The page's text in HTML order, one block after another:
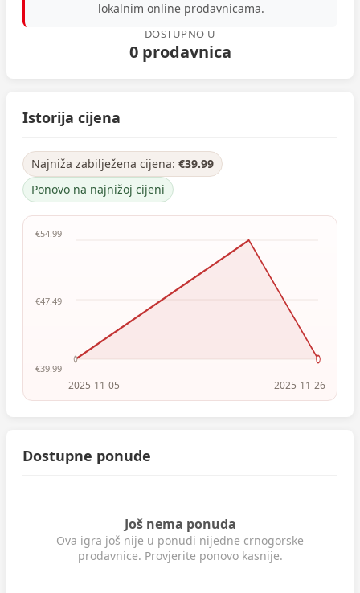
lokalnim online prodavnicama.
DOSTUPNO U
0 prodavnica
Istorija cijena
Najniža zabilježena cijena: €39.99
Ponovo na najnižoj cijeni
€54.99
€47.49
€39.99
2025-11-05 2025-11-26
Dostupne ponude
Još nema ponuda
Ova igra još nije u ponudi nijedne crnogorske
prodavnice. Provjerite ponovo kasnije.